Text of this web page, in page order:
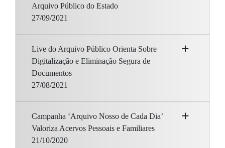
Arquivo Público do Estado
27/09/2021
Live do Arquivo Público Orienta Sobre
Digitalização e Eliminação Segura de
Documentos
27/08/2021
Campanha ‘Arquivo Nosso de Cada Dia’
Valoriza Acervos Pessoais e Familiares
21/10/2020